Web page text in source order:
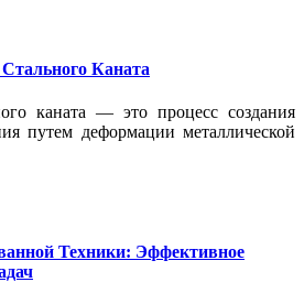
Каната
каната — это процесс создания
путем деформации металлической
Техники: Эффективное